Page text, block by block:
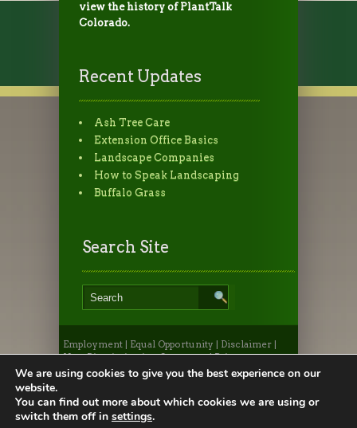
view the history of PlantTalk
Colorado.
Recent Updates
Ash Tree Care
Extension Office Basics
Landscape Companies
How to Speak Landscaping
Buffalo Grass
Search Site
Employment Equal Opportunity Disclaimer
Non-Discrimination Statement|Privacy
Statement|Provide Feedback| Webmaster|Apply
to CSU
CSU A-Z Search
©2026, Colorado State University Extension, Fort
Collins, Colorado 80523 USA
We are using cookies to give you the best experience on our
website.
You can find out more about which cookies we are using or
switch them off in settings.